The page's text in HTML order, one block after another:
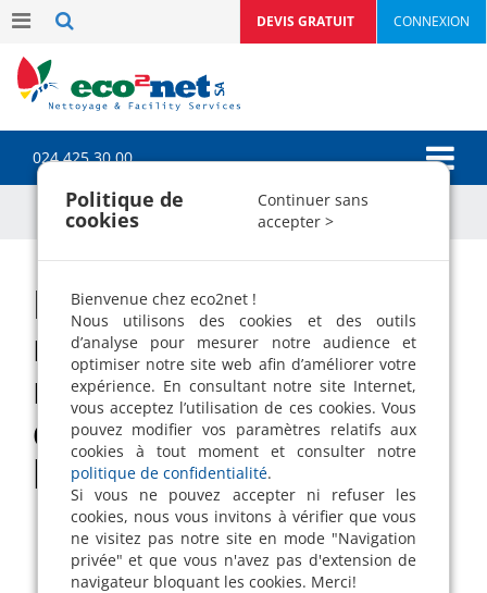
CONNEXION
DEVIS GRATUIT
024 425 30 00
Notre entreprise de
nettoyage eco2net se
retrouve «entreprise
du mois» dans
l’ADNV !
Politique de
cookies
Continuer sans
accepter >
Bienvenue chez eco2net !
Nous utilisons des cookies et des outils
d’analyse pour mesurer notre audience et
optimiser notre site web afin d’améliorer votre
expérience. En consultant notre site Internet,
vous acceptez l’utilisation de ces cookies. Vous
pouvez modifier vos paramètres relatifs aux
cookies à tout moment et consulter notre
politique de confidentialité.
Si vous ne pouvez accepter ni refuser les
cookies, nous vous invitons à vérifier que vous
ne visitez pas notre site en mode "Navigation
privée" et que vous n'avez pas d'extension de
navigateur bloquant les cookies. Merci!